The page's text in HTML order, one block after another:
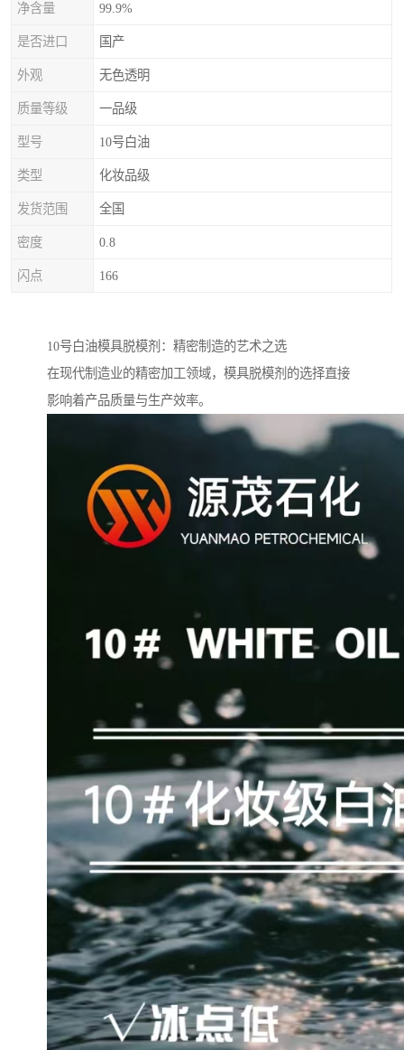
净含量 99.9%
是否进口 国产
外观 无色透明
质量等级 一品级
型号 10号白油
类型 化妆品级
发货范围 全国
密度 0.8
闪点 166
10号白油模具脱模剂：精密制造的艺术之选
在现代制造业的精密加工领域，模具脱模剂的选择直接
影响着产品质量与生产效率。